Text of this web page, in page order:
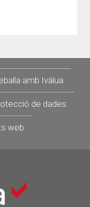
amb Ivàlua
de dades
web